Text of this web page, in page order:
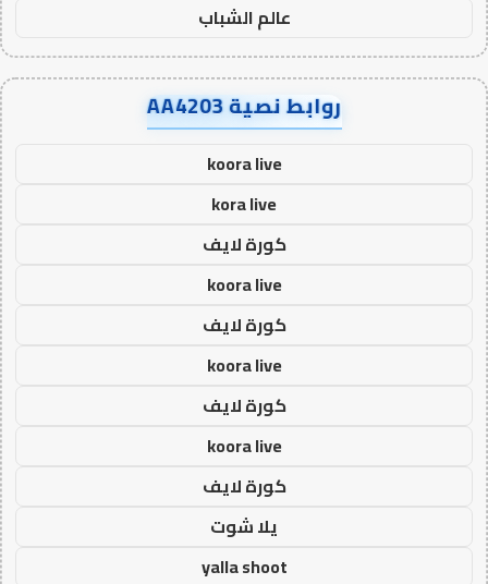
عالم الشباب
روابط نصية AA4203
koora live
kora live
كورة لايف
koora live
كورة لايف
koora live
كورة لايف
koora live
كورة لايف
يلا شوت
yalla shoot